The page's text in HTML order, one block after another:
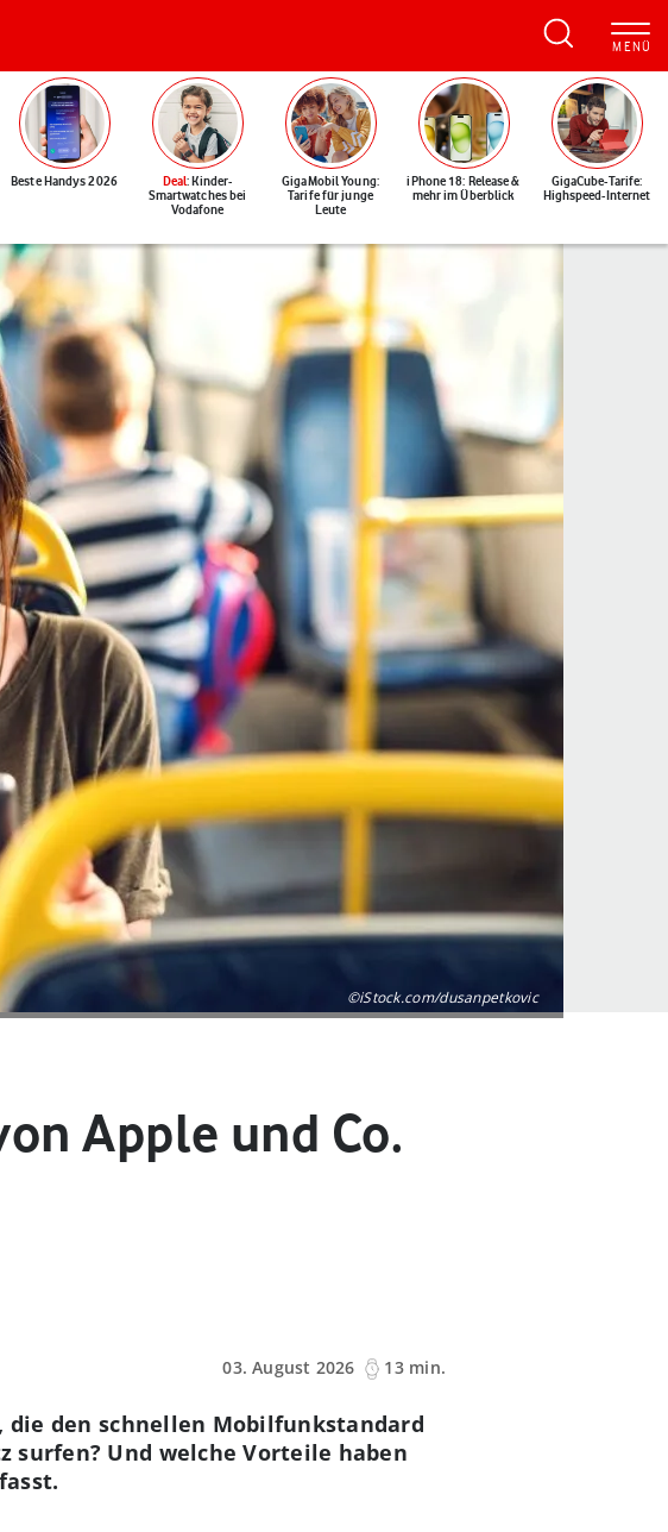
Beste Handys 2026 Deal: Kinder-
Smartwatches bei
Vodafone
GigaMobil Young:
Tarife für junge
Leute
iPhone 18: Release &
mehr im Überblick
GigaCube-Tarife:
Highspeed-Internet
©iStock.com/dusanpetkovic
Apple und Co.
03. August 2026
13 min.
die den schnellen Mobilfunkstandard
surfen? Und welche Vorteile haben